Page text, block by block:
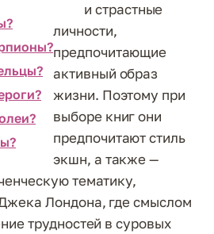
и страстные
личности,
предпочитающие
активный образ
жизни. Поэтому при
выборе книг они
предпочитают стиль
экшн, а также —
тематику,
Лондона, где смыслом
трудностей в суровых